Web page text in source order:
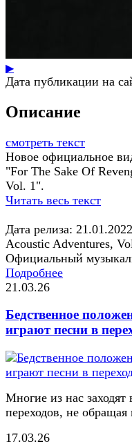
▶
Дата публикации на
Описание
смотреть текст
Новое официальное
"For The Sake Of
Vol. 1".
Читать весь текст
Дата релиза: 21.01.2022
Acoustic Adventures,
Официальный
Подробнее
21.03.26
Бедственное
играют песни в
Многие из нас
переходов, не
17.03.26